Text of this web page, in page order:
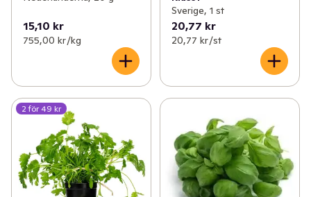
15,10 kr
755,00 kr /kg
Sverige, 1 st
20,77 kr
20,77 kr /st
2 för 49 kr